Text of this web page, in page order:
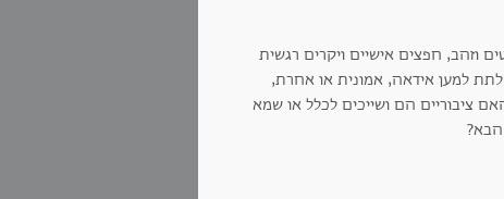
וזהב, חפצים אישיים ויקרים רגשית
למען אידאה, אמונית או אחרת,
ציבוריים הם ושייכים לכלל או שמא
הבא?